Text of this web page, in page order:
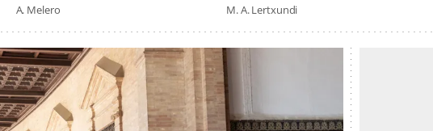
A. Melero M. A. Lertxundi